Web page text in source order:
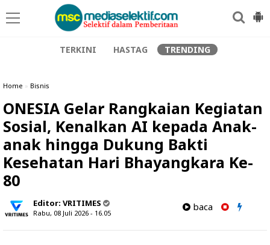
TERKINI HASTAG TRENDING
Home » Bisnis
ONESIA Gelar Rangkaian Kegiatan
Sosial, Kenalkan AI kepada Anak-
anak hingga Dukung Bakti
Kesehatan Hari Bhayangkara Ke-
80
Editor: VRITIMES
Rabu, 08 Juli 2026 - 16.05
baca